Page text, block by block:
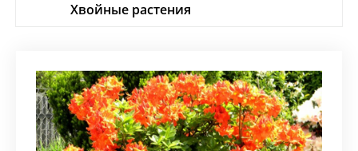
Хвойные растения